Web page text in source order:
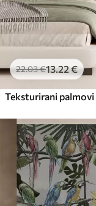
22.03€13.22€